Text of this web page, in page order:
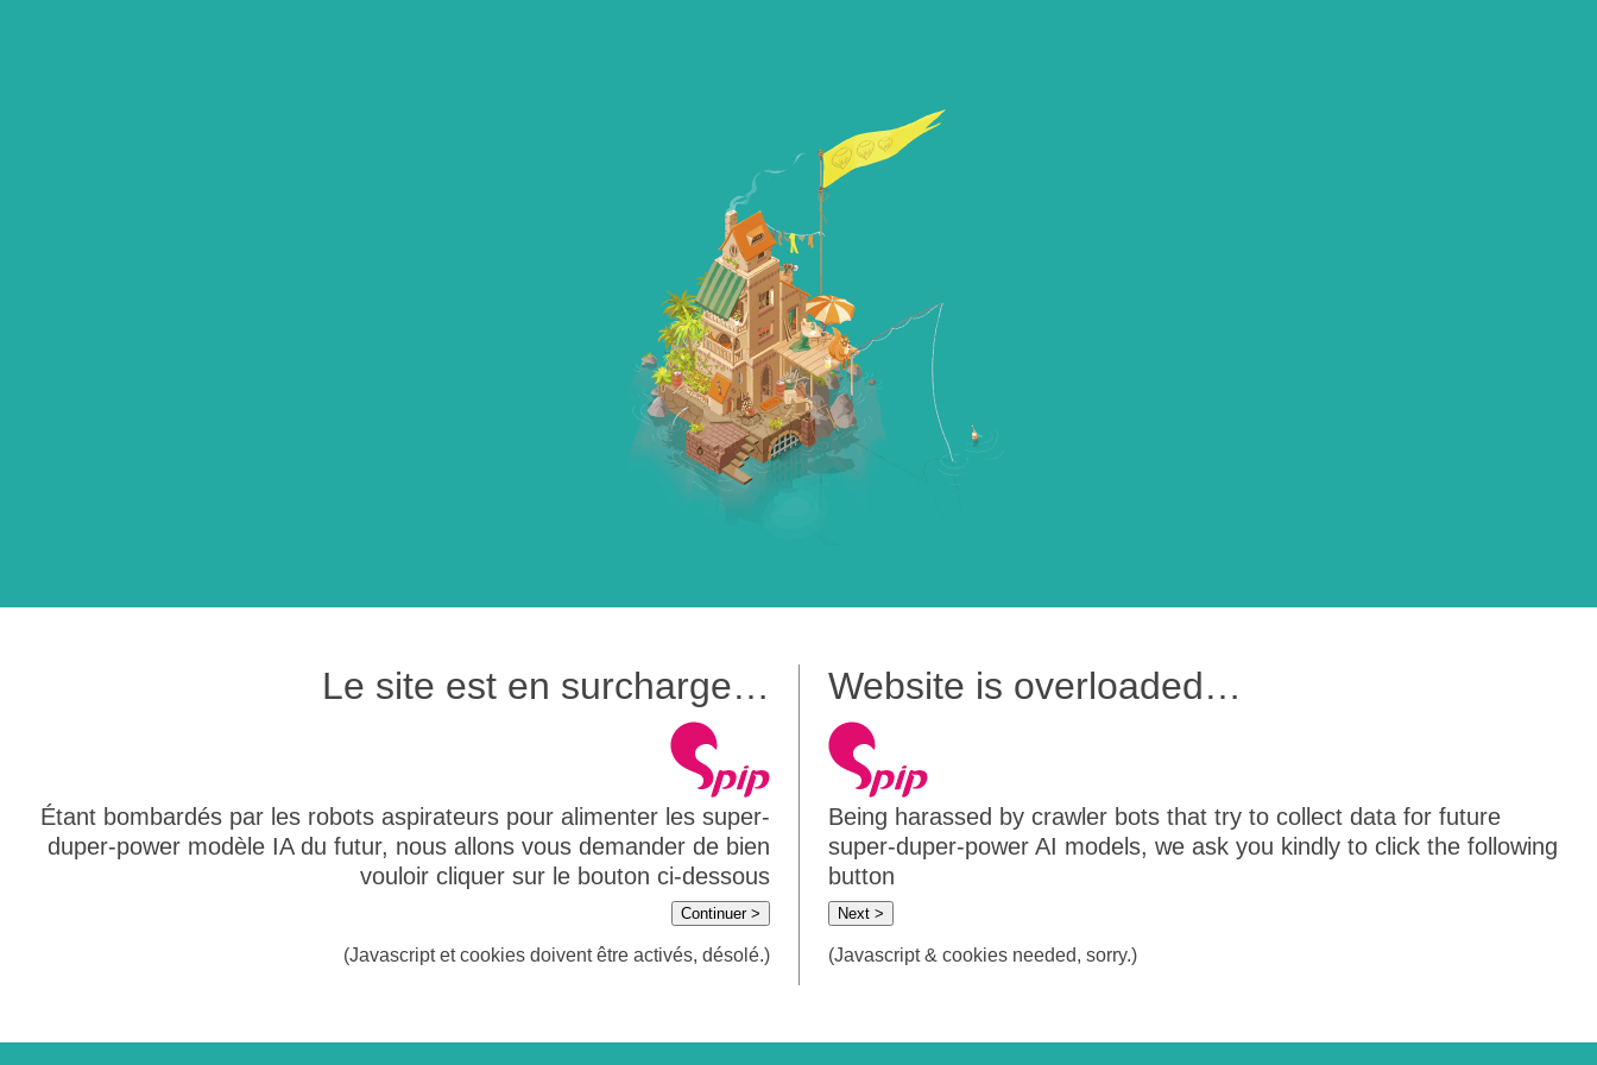
Le site est en surcharge…
Étant bombardés par les robots aspirateurs pour alimenter les super-
duper-power modèle IA du futur, nous allons vous demander de bien
vouloir cliquer sur le bouton ci-dessous
Continuer >
(Javascript et cookies doivent être activés, désolé.)
Website is overloaded…
Being harassed by crawler bots that try to collect data for future
super-duper-power AI models, we ask you kindly to click the following
button
Next >
(Javascript & cookies needed, sorry.)